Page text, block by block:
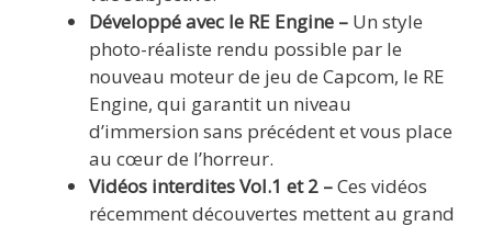
Développé avec le RE Engine – Un style
photo-réaliste rendu possible par le
nouveau moteur de jeu de Capcom, le RE
Engine, qui garantit un niveau
d’immersion sans précédent et vous place
au cœur de l’horreur.
Vidéos interdites Vol.1 et 2 –Ces vidéos
récemment découvertes mettent au grand